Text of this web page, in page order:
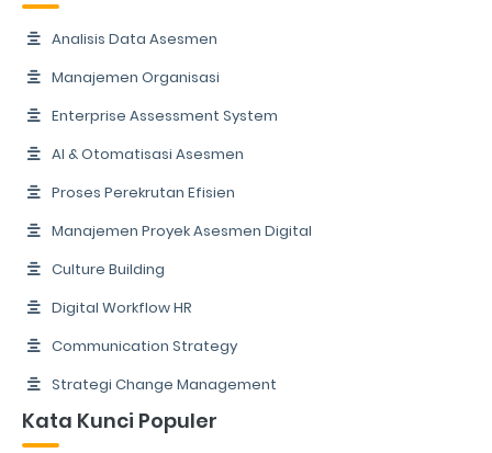
Analisis Data Asesmen
Manajemen Organisasi
Enterprise Assessment System
AI & Otomatisasi Asesmen
Proses Perekrutan Efisien
Manajemen Proyek Asesmen Digital
Culture Building
Digital Workflow HR
Communication Strategy
Strategi Change Management
Kata Kunci Populer